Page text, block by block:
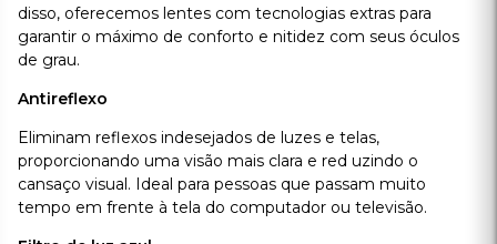
melhor experiência visual possível.
Compre seu Óculos de Grau com o
melhor preço do mercado!
Melhor custo-benefício
A Óculos Já oferece os melhores preços do mercado em óculos